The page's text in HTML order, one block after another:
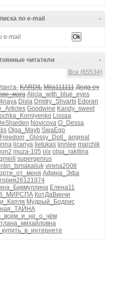
-
по e-mail
-
читатели
Все (65534)
KARDIL Mila111111 Деда-еу
Alicia_with_blue_eyes
Divia Dmitry_Shvarts Edoran
Goodwine Kandy_sweet
Lissaa
Novicova O_Dessa
Olga_Mayb SwaEgo
_Glossy_Doll_
angreal
licanya lietukas linnlee marchik
muza-105 oix olga_rakitina
supergenius
virena2008
Афина_Эфа
Елена11
КотДаВинчи
Мудрый_Бодрис